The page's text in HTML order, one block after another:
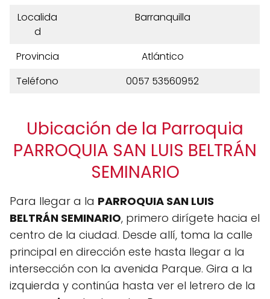
Localida
d
Barranquilla
Provincia
Atlántico
Teléfono
0057 53560952
Ubicación de la Parroquia
PARROQUIA SAN LUIS BELTRÁN
SEMINARIO
Para llegar a la PARROQUIA SAN LUIS
BELTRÁN SEMINARIO, primero dirígete hacia el
centro de la ciudad. Desde allí, toma la calle
principal en dirección este hasta llegar a la
intersección con la avenida Parque. Gira a la
izquierda y continúa hasta ver el letrero de la